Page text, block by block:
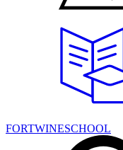
FORTWINESCHOOL